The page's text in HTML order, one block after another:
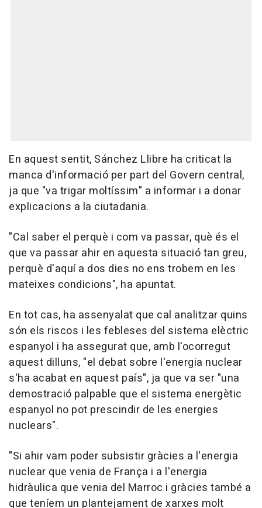
En aquest sentit, Sánchez Llibre ha criticat la
manca d'informació per part del Govern central,
ja que "va trigar moltíssim" a informar i a donar
explicacions a la ciutadania.
"Cal saber el perquè i com va passar, què és el
que va passar ahir en aquesta situació tan greu,
perquè d'aquí a dos dies no ens trobem en les
mateixes condicions", ha apuntat.
En tot cas, ha assenyalat que cal analitzar quins
són els riscos i les febleses del sistema elèctric
espanyol i ha assegurat que, amb l'ocorregut
aquest dilluns, "el debat sobre l'energia nuclear
s'ha acabat en aquest país", ja que va ser "una
demostració palpable que el sistema energètic
espanyol no pot prescindir de les energies
nuclears".
"Si ahir vam poder subsistir gràcies a l'energia
nuclear que venia de França i a l'energia
hidràulica que venia del Marroc i gràcies també a
que teníem un plantejament de xarxes molt